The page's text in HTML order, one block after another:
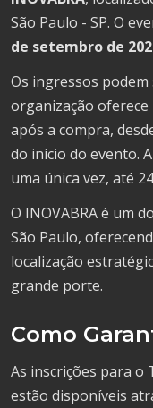
São Paulo - SP. O
de setembro de
Os ingressos podem
organização oferece
após a compra,
do início do evento.
uma única vez, até
O INOVABRA é um
São Paulo,
localização
grande porte.
Como
As inscrições para o
estão disponíveis